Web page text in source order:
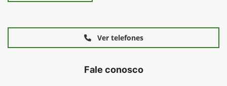
Ver telefones
Fale conosco